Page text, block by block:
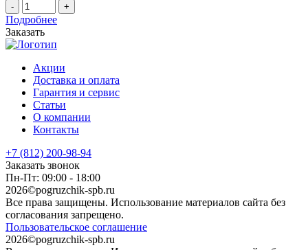
- +
Подробнее
Заказать
Акции
Доставка и оплата
Гарантия и сервис
Статьи
О компании
Контакты
+7 (812) 200-98-94
Заказать звонок
Пн-Пт: 09:00 - 18:00
2026©pogruzchik-spb.ru
Все права защищены. Использование материалов сайта без
согласования запрещено.
Пользовательское соглашение
2026©pogruzchik-spb.ru